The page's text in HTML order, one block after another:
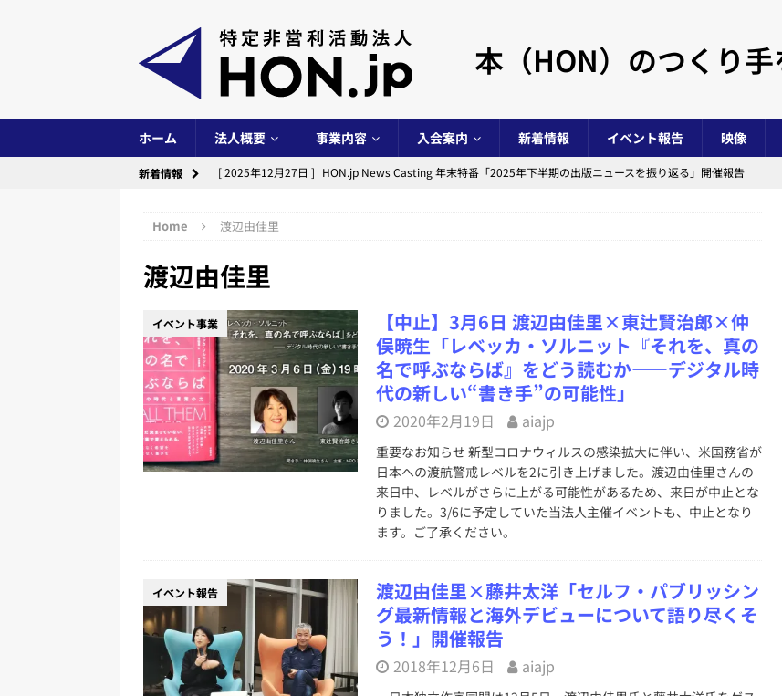
本（HON）のつくり
ホーム 法人概要 事業内容 入会案内 新着情報 イベント報告 映像
新着情報 [ 2025年12月27日 ] HON.jp News Casting 年末特番「2025年下半期の出版ニュースを振り返る」開催報告
[ 2025年12月24日 ]
[ 2025年10月14日 ]
イベント事業
[ 2025年6月28日 ]
第10期（2024年度）活動報告および会計報告と総会議事録
NPO法人全般
[ 2024年12月29日 ] HON.jp News Casting 年末特番「2024年の出版ニュースを振り返る」開催報告
ベント事業
[ 2024年12月23日 ]
【年末特番】2024年の出版ニュースを振り返る ―― HON[.]jp News Casting / 大西隆
幸×菊池健×libro×古幡瑞穂×西田宗千佳×鷹野凌
イベント事業
出版創作イベント「NovelJam 2024」開催報告
イベント事業
デジタル・パブリッシングのオープンカンファレンス「HON-CF（ホンカンファ）2024」
[ 2026年6月20日 ]
第11期（2025年度）活動報告および会計報告と総会議事録 NPO法人全般
Home 渡辺由佳里
渡辺由佳里
イベント事業
【中止】3月6日 渡辺由佳里×東辻賢治郎×仲
俣暁生「レベッカ・ソルニット『それを、真の
名で呼ぶならば』をどう読むか――デジタル時
代の新しい“書き手”の可能性」
2020年2月19日 aiajp
重要なお知らせ 新型コロナウィルスの感染拡大に伴い、米国務省が
日本への渡航警戒レベルを2に引き上げました。渡辺由佳里さんの
来日中、レベルがさらに上がる可能性があるため、来日が中止とな
りました。3/6に予定していた当法人主催イベントも、中止となり
ます。ご了承ください。
イベント報告
渡辺由佳里×藤井太洋「セルフ・パブリッシン
グ最新情報と海外デビューについて語り尽くそ
う！」開催報告
2018年12月6日 aiajp